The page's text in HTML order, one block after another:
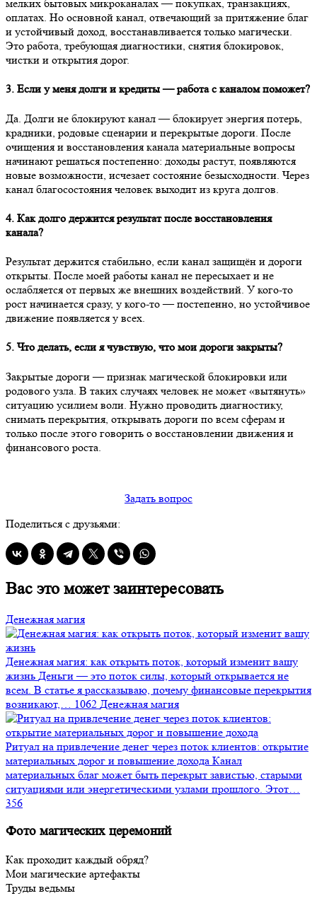
мелких бытовых микроканалах — покупках, транзакциях,
оплатах. Но основной канал, отвечающий за притяжение благ
и устойчивый доход, восстанавливается только магически.
Это работа, требующая диагностики, снятия блокировок,
чистки и открытия дорог.
3. Если у меня долги и кредиты — работа с каналом поможет?
Да. Долги не блокируют канал — блокирует энергия потерь,
крадники, родовые сценарии и перекрытые дороги. После
очищения и восстановления канала материальные вопросы
начинают решаться постепенно: доходы растут, появляются
новые возможности, исчезает состояние безысходности. Через
канал благосостояния человек выходит из круга долгов.
4. Как долго держится результат после восстановления
канала?
Результат держится стабильно, если канал защищён и дороги
открыты. После моей работы канал не пересыхает и не
ослабляется от первых же внешних воздействий. У кого-то
рост начинается сразу, у кого-то — постепенно, но устойчивое
движение появляется у всех.
5. Что делать, если я чувствую, что мои дороги закрыты?
Закрытые дороги — признак магической блокировки или
родового узла. В таких случаях человек не может «вытянуть»
ситуацию усилием воли. Нужно проводить диагностику,
снимать перекрытия, открывать дороги по всем сферам и
только после этого говорить о восстановлении движения и
финансового роста.
Задать вопрос
Поделиться с друзьями:
Вас это может заинтересовать
Денежная магия
Денежная магия: как открыть поток, который изменит вашу
жизнь Деньги — это поток силы, который открывается не
всем. В статье я рассказываю, почему финансовые перекрытия
возникают,… 1062 Денежная магия
Ритуал на привлечение денег через поток клиентов: открытие
материальных дорог и повышение дохода Канал
материальных благ может быть перекрыт завистью, старыми
ситуациями или энергетическими узлами прошлого. Этот…
356
Фото магических церемоний
Как проходит каждый обряд?
Мои магические артефакты
Труды ведьмы